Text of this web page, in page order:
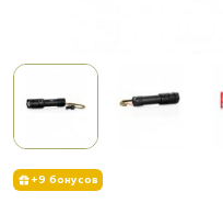
+9 бонусов